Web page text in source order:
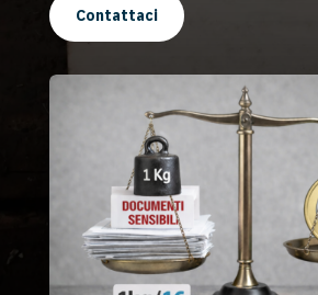
Contattaci